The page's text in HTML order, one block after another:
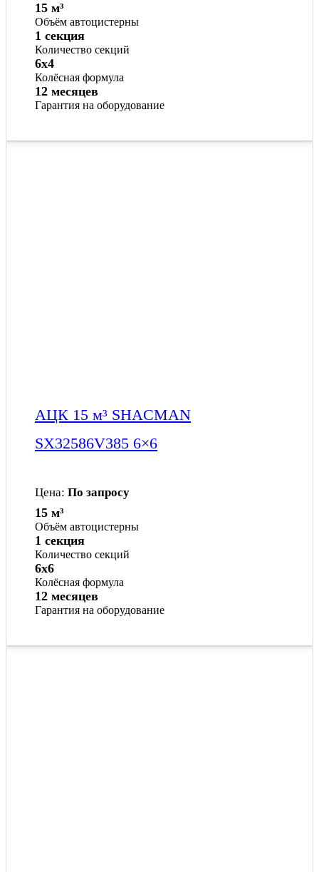
Объём автоцистерны
15 м³
Количество секций
1 секция
Колёсная формула
6x4
Гарантия на оборудование
12 месяцев
АЦК 15 м³ SHACMAN
SX32586V385 6×6
Цена: По запросу
Объём автоцистерны
15 м³
Количество секций
1 секция
Колёсная формула
6x6
Гарантия на оборудование
12 месяцев